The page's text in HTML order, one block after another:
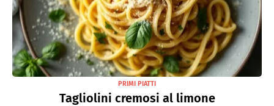
PRIMI PIATTI
Tagliolini cremosi al limone